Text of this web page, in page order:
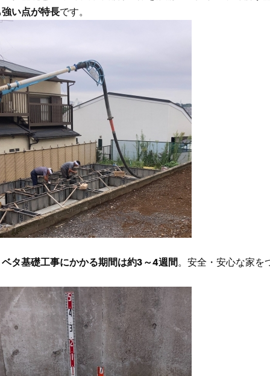
い点が特長です。
ベタ基礎工事にかかる期間は約3～4週間。安全・安心な家を